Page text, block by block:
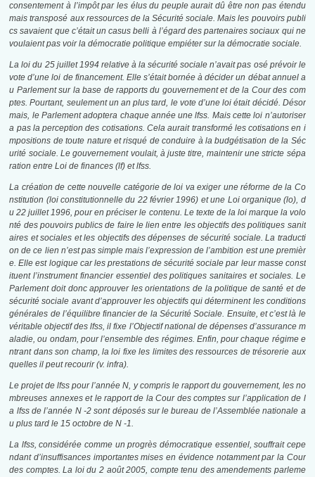
consentement à l’impôt par les élus du peuple aurait dû être non pas étendu
mais transposé aux ressources de la Sécurité sociale. Mais les pouvoirs publi
cs savaient que c’était un casus belli à l’égard des partenaires sociaux qui ne
voulaient pas voir la démocratie politique empiéter sur la démocratie sociale.
La loi du 25 juillet 1994 relative à la sécurité sociale n’avait pas osé prévoir le
vote d’une loi de financement. Elle s’était bornée à décider un débat annuel a
u Parlement sur la base de rapports du gouvernement et de la Cour des com
ptes. Pourtant, seulement un an plus tard, le vote d’une loi était décidé. Désor
mais, le Parlement adoptera chaque année unelfss. Mais cette loi n’autoriser
a pas la perception des cotisations. Cela aurait transformé les cotisations en i
mpositions de toute nature et risqué de conduire à la budgétisation de la Séc
urité sociale. Le gouvernement voulait, à juste titre, maintenir une stricte sépa
ration entre Loi de finances (lf) etlfss.
La création de cette nouvelle catégorie de loi va exiger une réforme de la Co
nstitution (loi constitutionnelle du 22 février 1996) et une Loi organique (lo), d
u 22 juillet 1996, pour en préciser le contenu. Le texte de la loimarque la volo
nté des pouvoirs publics de faire le lien entre les objectifs des politiques sanit
aires et sociales et les objectifs des dépenses de sécurité sociale. La traducti
on de ce lien n’est pas simple mais l’expression de l’ambition est une premièr
e. Elle est logique car les prestations de sécurité sociale par leur masse const
ituent l’instrument financier essentiel des politiques sanitaires et sociales. Le
Parlement doit donc approuver les orientations de la politique de santé et de
sécurité sociale avant d’approuver les objectifs qui déterminent les conditions
générales de l’équilibre financier de la Sécurité Sociale. Ensuite, et c’est là le
véritable objectif deslfss, il fixe l’Objectif national de dépenses d’assurance m
aladie, ou ondam, pour l’ensemble des régimes. Enfin, pour chaque régime e
ntrant dans son champ, la loi fixe les limites des ressources de trésorerie aux
quelles il peut recourir (v. infra).
Le projet delfss pour l’année N, y compris le rapport du gouvernement, les no
mbreuses annexes et le rapport de la Cour des comptes sur l’application de l
a lfssde l’année N -2 sont déposés sur le bureau de l’Assemblée nationale a
u plus tard le 15 octobre de N -1.
La lfss, considérée comme un progrès démocratique essentiel, souffrait cepe
ndant d’insuffisances importantes mises en évidence notamment par la Cour
des comptes. La loidu 2 août 2005, compte tenu des amendements parleme